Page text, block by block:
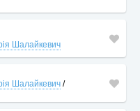
Шалайкевич
Шалайкевич /